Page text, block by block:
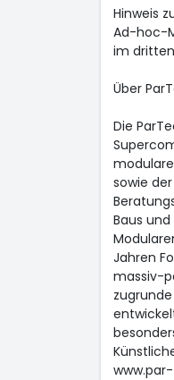
Hinweis
Ad-hoc-
im
Über
Die
sowie
Baus
Jahren
massiv-